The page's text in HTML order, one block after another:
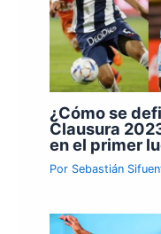
¿Cómo se
Clausura
en el primer
Por Sebastián